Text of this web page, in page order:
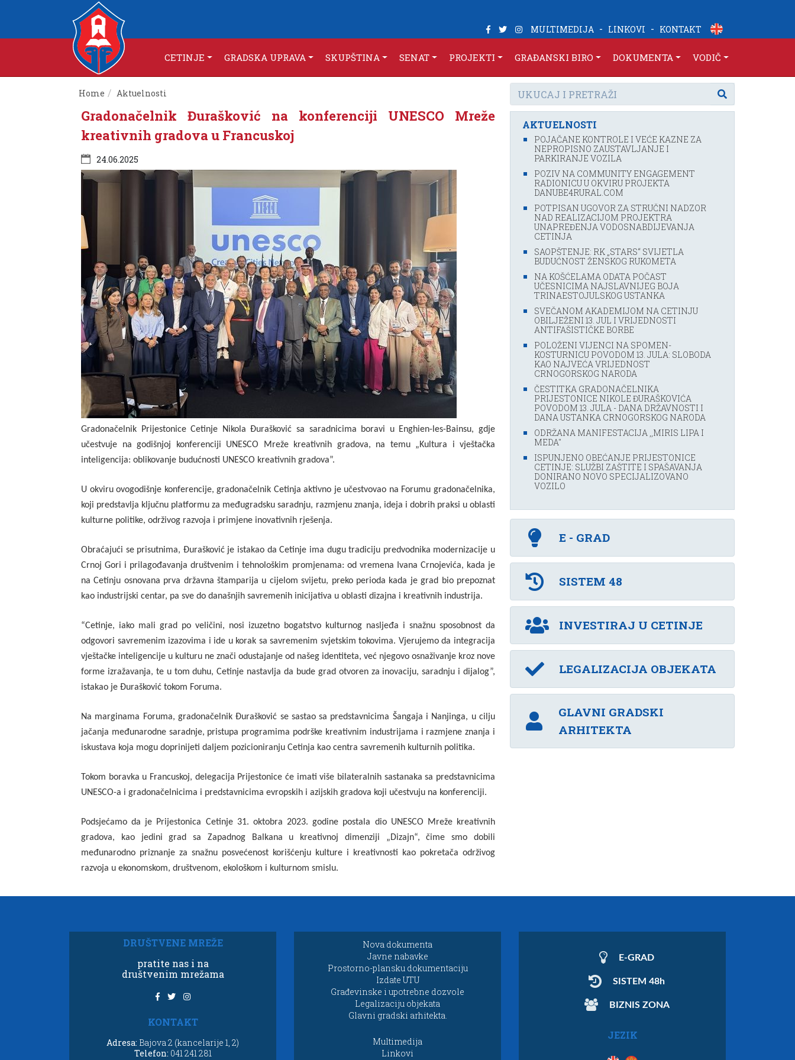
MULTIMEDIJA - LINKOVI - KONTAKT
CETINJE GRADSKA UPRAVA SKUPŠTINA SENAT PROJEKTI GRAĐANSKI BIRO DOKUMENTA VODIČ
Home Aktuelnosti
Gradonačelnik Đurašković na konferenciji UNESCO Mreže
kreativnih gradova u Francuskoj
24.06.2025
Gradonačelnik Prijestonice Cetinje Nikola Đurašković sa saradnicima boravi u Enghien-les-Bainsu, gdje
učestvuje na godišnjoj konferenciji UNESCO Mreže kreativnih gradova, na temu „Kultura i vještačka
inteligencija: oblikovanje budućnosti UNESCO kreativnih gradova”.
U okviru ovogodišnje konferencije, gradonačelnik Cetinja aktivno je učestvovao na Forumu gradonačelnika,
koji predstavlja ključnu platformu za međugradsku saradnju, razmjenu znanja, ideja i dobrih praksi u oblasti
kulturne politike, održivog razvoja i primjene inovativnih rješenja.
Obraćajući se prisutnima, Đurašković je istakao da Cetinje ima dugu tradiciju predvodnika modernizacije u
Crnoj Gori i prilagođavanja društvenim i tehnološkim promjenama: od vremena Ivana Crnojevića, kada je
na Cetinju osnovana prva državna štamparija u cijelom svijetu, preko perioda kada je grad bio prepoznat
kao industrijski centar, pa sve do današnjih savremenih inicijativa u oblasti dizajna i kreativnih industrija.
“Cetinje, iako mali grad po veličini, nosi izuzetno bogatstvo kulturnog nasljeđa i snažnu sposobnost da
odgovori savremenim izazovima i ide u korak sa savremenim svjetskim tokovima. Vjerujemo da integracija
vještačke inteligencije u kulturu ne znači odustajanje od našeg identiteta, već njegovo osnaživanje kroz nove
forme izražavanja, te u tom duhu, Cetinje nastavlja da bude grad otvoren za inovaciju, saradnju i dijalog”,
istakao je Đurašković tokom Foruma.
Na marginama Foruma, gradonačelnik Đurašković se sastao sa predstavnicima Šangaja i Nanjinga, u cilju
jačanja međunarodne saradnje, pristupa programima podrške kreativnim industrijama i razmjene znanja i
iskustava koja mogu doprinijeti daljem pozicioniranju Cetinja kao centra savremenih kulturnih politika.
Tokom boravka u Francuskoj, delegacija Prijestonice će imati više bilateralnih sastanaka sa predstavnicima
UNESCO-a i gradonačelnicima i predstavnicima evropskih i azijskih gradova koji učestvuju na konferenciji.
Podsjećamo da je Prijestonica Cetinje 31. oktobra 2023. godine postala dio UNESCO Mreže kreativnih
gradova, kao jedini grad sa Zapadnog Balkana u kreativnoj dimenziji „Dizajn“, čime smo dobili
međunarodno priznanje za snažnu posvećenost korišćenju kulture i kreativnosti kao pokretača održivog
razvoja u ekonomskom, društvenom, ekološkom i kulturnom smislu.
AKTUELNOSTI
POJAČANE KONTROLE I VEĆE KAZNE ZA
NEPROPISNO ZAUSTAVLJANJE I
PARKIRANJE VOZILA
POZIV NA COMMUNITY ENGAGEMENT
RADIONICU U OKVIRU PROJEKTA
DANUBE4RURAL.COM
POTPISAN UGOVOR ZA STRUČNI NADZOR
NAD REALIZACIJOM PROJEKTRA
UNAPREĐENJA VODOSNABDIJEVANJA
CETINJA
SAOPŠTENJE: RK „STARS“ SVIJETLA
BUDUĆNOST ŽENSKOG RUKOMETA
NA KOŠĆELAMA ODATA POČAST
UČESNICIMA NAJSLAVNIJEG BOJA
TRINAESTOJULSKOG USTANKA
SVEČANOM AKADEMIJOM NA CETINJU
OBILJEŽENI 13. JUL I VRIJEDNOSTI
ANTIFAŠISTIČKE BORBE
POLOŽENI VIJENCI NA SPOMEN-
KOSTURNICU POVODOM 13. JULA: SLOBODA
KAO NAJVEĆA VRIJEDNOST
CRNOGORSKOG NARODA
ČESTITKA GRADONAČELNIKA
PRIJESTONICE NIKOLE ĐURAŠKOVIĆA
POVODOM 13. JULA - DANA DRŽAVNOSTI I
DANA USTANKA CRNOGORSKOG NARODA
ODRŽANA MANIFESTACIJA ,,MIRIS LIPA I
MEDA''
ISPUNJENO OBEĆANJE PRIJESTONICE
CETINJE: SLUŽBI ZAŠTITE I SPAŠAVANJA
DONIRANO NOVO SPECIJALIZOVANO
VOZILO
E - GRAD
SISTEM 48
INVESTIRAJ U CETINJE
LEGALIZACIJA OBJEKATA
GLAVNI GRADSKI
ARHITEKTA
DRUŠTVENE MREŽE
pratite nas i na
društvenim mrežama
KONTAKT
Adresa: Bajova 2 (kancelarije 1, 2)
Telefon: 041 241 281
Nova dokumenta
Javne nabavke
Prostorno-plansku dokumentaciju
Izdate UTU
Građevinske i upotrebne dozvole
Legalizaciju objekata
Glavni gradski arhitekta.
Multimedija
Linkovi
E-GRAD
SISTEM 48h
BIZNIS ZONA
JEZIK